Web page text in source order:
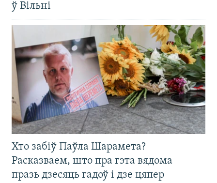
ў Вільні
Хто забіў Паўла Шарамета?
Расказваем, што пра гэта вядома
празь дзесяць гадоў і дзе цяпер